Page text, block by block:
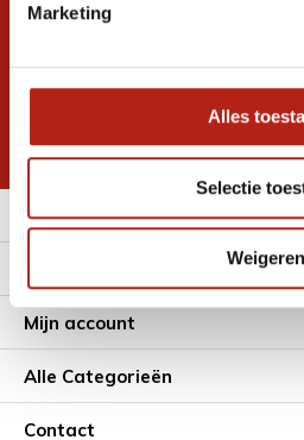
Marketing
Alles
Selectie
Weigeren
Ontvang de nieuwste
* Lees hier de wettelijke beperkingen
Meer informatie
Mijn account
Alle Categorieën
Contact